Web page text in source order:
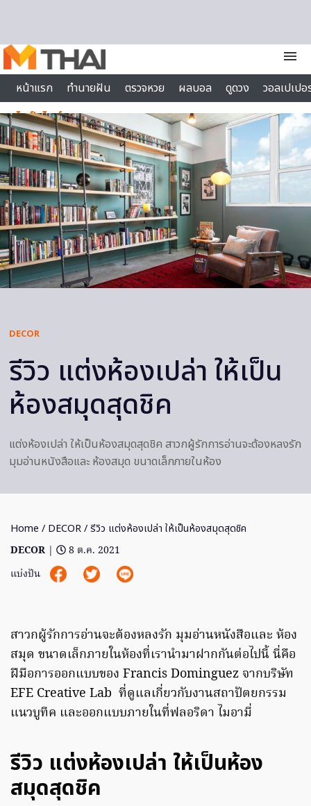
menu
หน้าแรก
ทำนายฝัน ตรวจหวย ผลบอล ดูดวง
วอลเปเป
ไลฟ์สไตล์
DECOR
รีวิว แต่งห้องเปล่า ให้เป็น
ห้องสมุดสุดชิค
แต่งห้องเปล่า ให้เป็นห้องสมุดสุดชิค สาวกผู้รักการอ่านจะต้องหลงรัก
มุมอ่านหนังสือและ ห้องสมุด ขนาดเล็กภายในห้อง
Home / DECOR/ รีวิว แต่งห้องเปล่า ให้เป็นห้องสมุดสุดชิค
DECOR |
8 ต.ค. 2021
แบ่งปัน
สาวกผู้รักการอ่านจะต้องหลงรัก มุมอ่านหนังสือและ ห้อง
สมุด ขนาดเล็กภายในห้องที่เรานำมาฝากกันต่อไปนี้ นี่คือ
ฝีมือการออกแบบของ Francis Dominguez จากบริษัท
EFE Creative Lab ที่ดูแลเกี่ยวกับงานสถาปัตยกรรม
แนวบูทีค และออกแบบภายในที่ฟลอริดา ไมอามี่
รีวิว แต่งห้องเปล่า ให้เป็นห้อง
สมุดสุดชิค